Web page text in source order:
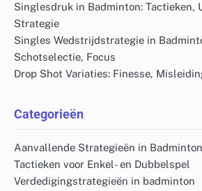
Singlesdruk in Badminton: Tactieken,
Strategie
Singles Wedstrijdstrategie in
Schotselectie, Focus
Drop Shot Variaties: Finesse,
Categorieën
Aanvallende Strategieën in Badminton
Tactieken voor Enkel- en Dubbelspel
Verdedigingstrategieën in badminton